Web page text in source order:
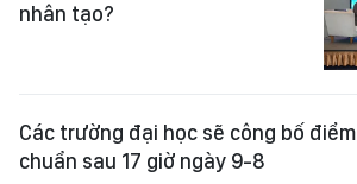
nhân tạo?
Các trường đại học sẽ công bố điểm
chuẩn sau 17 giờ ngày 9-8